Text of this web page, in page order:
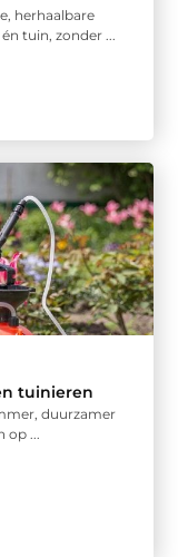
herhaalbare
tuin, zonder ...
tuinieren
duurzamer
...